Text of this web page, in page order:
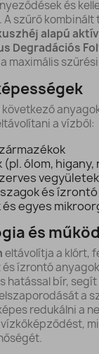
és
A szűrő
alapú
Degradációs
maximális
következő
a vízből:
ólom, higany,
vegyületek
és
és egyes
és
eltávolítja a klórt,
ízrontó
hatással bír, segít
a
redukálni a